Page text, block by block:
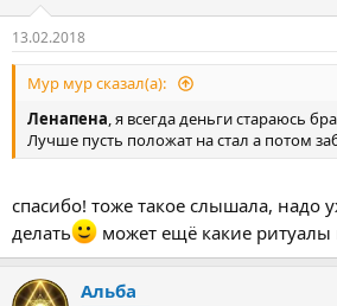
13.02.2018
Мур мур сказал(а):
Ленапена, я всегда деньги стараюсь
Лучше пусть положат на стал а потом
спасибо! тоже такое слышала, надо
делать
может ещё какие ритуалы
Альба